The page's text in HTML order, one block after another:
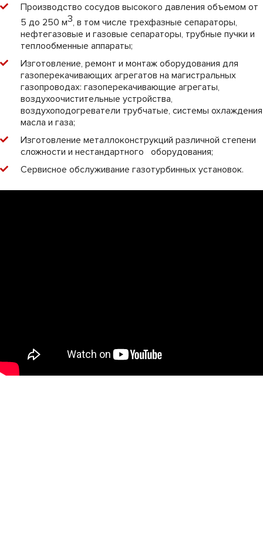
Производство сосудов высокого давления объемом от
5 до 250 м3, в том числе трехфазные сепараторы,
нефтегазовые и газовые сепараторы, трубные пучки и
теплообменные аппараты;
Изготовление, ремонт и монтаж оборудования для
газоперекачивающих агрегатов на магистральных
газопроводах: газоперекачивающие агрегаты,
воздухоочистительные устройства,
воздухоподогреватели трубчатые, системы охлаждения
масла и газа;
Изготовление металлоконструкций различной степени
сложности и нестандартного оборудования;
Сервисное обслуживание газотурбинных установок.